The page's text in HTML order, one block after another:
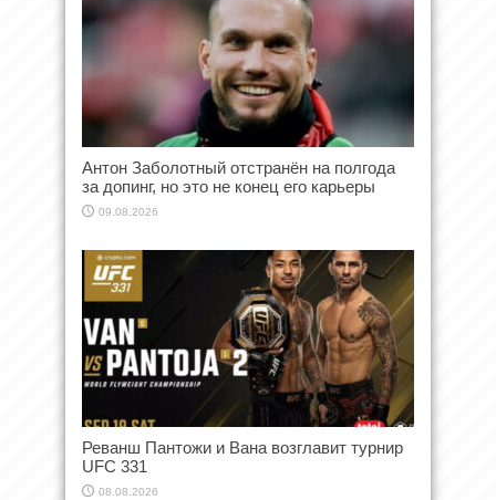
Антон Заболотный отстранён на полгода
за допинг, но это не конец его карьеры
09.08.2026
Реванш Пантожи и Вана возглавит турнир
UFC 331
08.08.2026